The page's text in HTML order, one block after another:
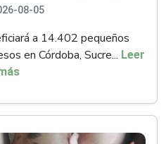
08-05
a 14.402 pequeños
en Córdoba, Sucre... Leer